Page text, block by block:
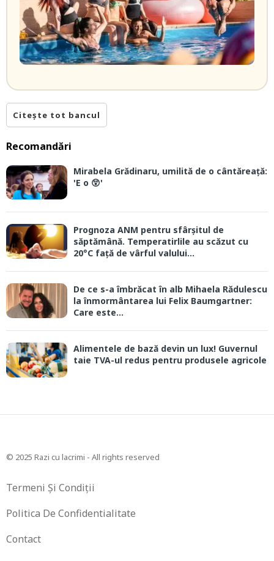
Citește tot bancul
Recomandări
Mirabela Grădinaru, umilită de o cântăreață:
'E o 😲'
Prognoza ANM pentru sfârșitul de
săptămână. Temperatirlile au scăzut cu
20°C față de vârful valului...
De ce s-a îmbrăcat în alb Mihaela Rădulescu
la înmormântarea lui Felix Baumgartner:
Care este...
Alimentele de bază devin un lux! Guvernul
taie TVA-ul redus pentru produsele agricole
© 2025 Razi cu lacrimi - All rights reserved
Termeni Și Condiții
Politica De Confidentialitate
Contact